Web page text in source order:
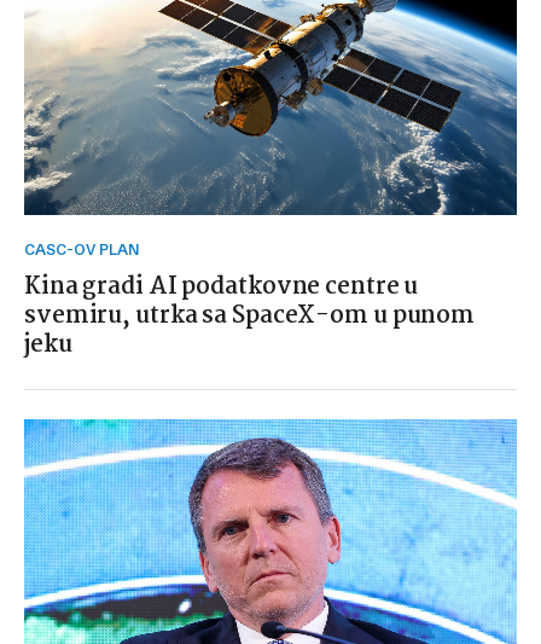
CASC-OV PLAN
Kina gradi AI podatkovne centre u
svemiru, utrka sa SpaceX-om u punom
jeku